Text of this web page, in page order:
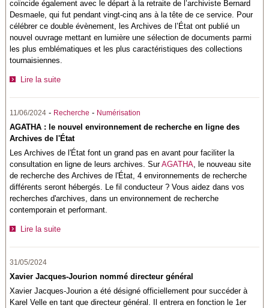
coïncide également avec le départ à la retraite de l’archiviste Bernard
Desmaele, qui fut pendant vingt-cinq ans à la tête de ce service. Pour
célébrer ce double évènement, les Archives de l’État ont publié un
nouvel ouvrage mettant en lumière une sélection de documents parmi
les plus emblématiques et les plus caractéristiques des collections
tournaisiennes.
Lire la suite
11/06/2024 - Recherche - Numérisation
AGATHA : le nouvel environnement de recherche en ligne des
Archives de l'État
Les Archives de l'État font un grand pas en avant pour faciliter la
consultation en ligne de leurs archives. SurAGATHA, le nouveau site
de recherche des Archives de l'État, 4 environnements de recherche
différents seront hébergés. Le fil conducteur ? Vous aidez dans vos
recherches d'archives, dans un environnement de recherche
contemporain et performant.
Lire la suite
31/05/2024
Xavier Jacques-Jourion nommé directeur général
Xavier Jacques-Jourion a été désigné officiellement pour succéder à
Karel Velle en tant que directeur général. Il entrera en fonction le 1er